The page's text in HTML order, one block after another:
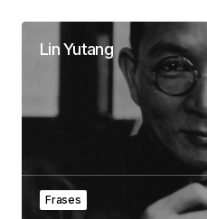
Lin Yutang
Frases